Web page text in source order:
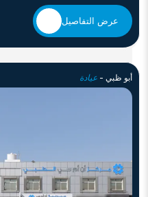
عرض التفاصيل
أبو ظبي - عيادة